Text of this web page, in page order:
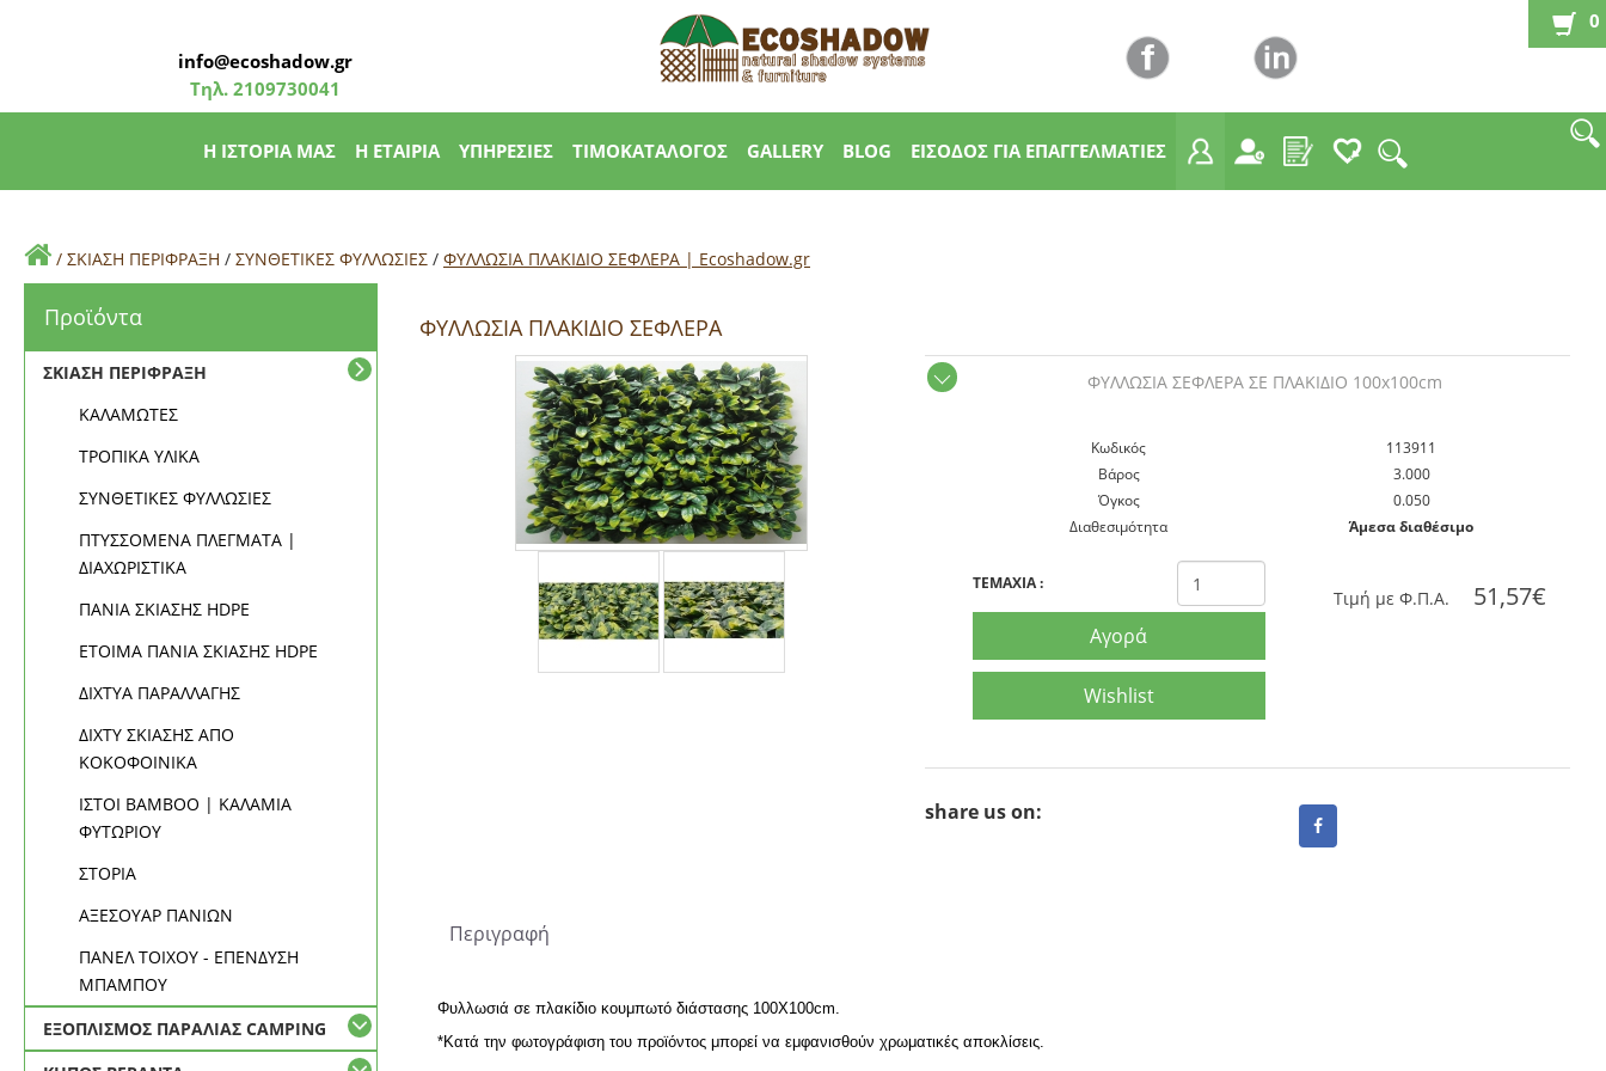
info@ecoshadow.gr
Τηλ.2109730041
0
Η ΙΣΤΟΡΙΑ ΜΑΣ Η ΕΤΑΙΡΙΑ ΥΠΗΡΕΣΙΕΣ ΤΙΜΟΚΑΤΑΛΟΓΟΣ GALLERY BLOG ΕΙΣΟΔΟΣ ΓΙΑ ΕΠΑΓΓΕΛΜΑΤΙΕΣ
/ ΣΚΙΑΣΗ ΠΕΡΙΦΡΑΞΗ / ΣΥΝΘΕΤΙΚΕΣ ΦΥΛΛΩΣΙΕΣ / ΦΥΛΛΩΣΙΑ ΠΛΑΚΙΔΙΟ ΣΕΦΛΕΡΑ | Εcoshadow.gr
Προϊόντα
ΣΚΙΑΣΗ ΠΕΡΙΦΡΑΞΗ
ΚΑΛΑΜΩΤΕΣ
ΤΡΟΠΙΚΑ ΥΛΙΚΑ
ΣΥΝΘΕΤΙΚΕΣ ΦΥΛΛΩΣΙΕΣ
ΠΤΥΣΣΟΜΕΝΑ ΠΛΕΓΜΑΤΑ |
ΔΙΑΧΩΡΙΣΤΙΚΑ
ΠΑΝΙΑ ΣΚΙΑΣΗΣ HDPE
ΕΤΟΙΜΑ ΠΑΝΙΑ ΣΚΙΑΣΗΣ HDPE
ΔΙΧΤΥΑ ΠΑΡΑΛΛΑΓΗΣ
ΔΙΧΤΥ ΣΚΙΑΣΗΣ ΑΠΟ
ΚΟΚΟΦΟΙΝΙΚΑ
ΙΣΤΟΙ BAMBOO | ΚΑΛΑΜΙΑ
ΦΥΤΩΡΙΟΥ
ΣΤΟΡΙΑ
ΑΞΕΣΟΥΑΡ ΠΑΝΙΩΝ
ΠΑΝΕΛ ΤΟΙΧΟΥ - ΕΠΕΝΔΥΣΗ
ΜΠΑΜΠΟΥ
ΕΞΟΠΛΙΣΜΟΣ ΠΑΡΑΛΙΑΣ CAMPING
ΦΥΛΛΩΣΙΑ ΠΛΑΚΙΔΙΟ ΣΕΦΛΕΡΑ
ΦΥΛΛΩΣΙΑ ΣΕΦΛΕΡΑ ΣΕ ΠΛΑΚΙΔΙΟ 100x100cm
Kωδικός
113911
Βάρος
3.000
Όγκος
0.050
Διαθεσιμότητα
Άμεσα διαθέσιμο
TEMAXIA:
Αγορά
Wishlist
Tιμή με Φ.Π.Α. 51,57€
share us on:
Περιγραφή
Φυλλωσιά σε πλακίδιο κουμπωτό διάστασης 100Χ100cm.
*Κατά την φωτογράφιση του προϊόντος μπορεί να εμφανισθούν χρωματικές αποκλίσεις.